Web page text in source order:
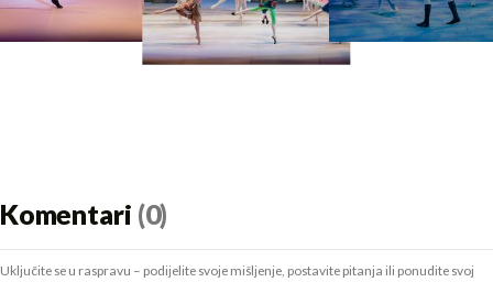
Komentari (0)
Uključite se u raspravu – podijelite svoje mišljenje, postavite pitanja ili ponudite svoj